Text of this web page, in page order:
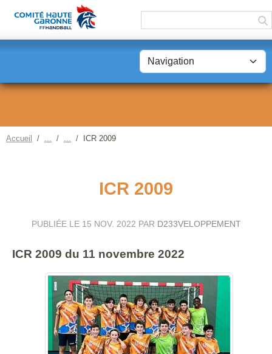
Accueil ICR 2009
ICR 2009
PUBLIÉE LE 15 NOV. 2022 PAR D233VELOPPEMENT
ICR 2009 du 11 novembre 2022
Panneau de gestion des cookies